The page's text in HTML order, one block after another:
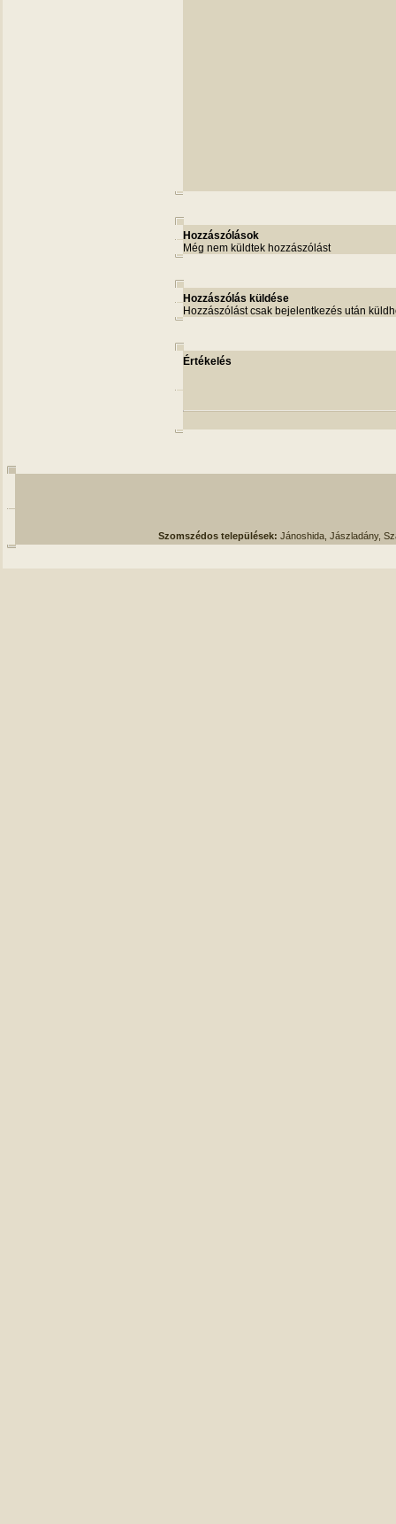
Hozzászólások
Még nem küldtek hozzászólást
Hozzászólás küldése
Hozzászólást csak bejelentkezés után
Értékelés
Szomszédos települések: Jánoshida, Jászladány,